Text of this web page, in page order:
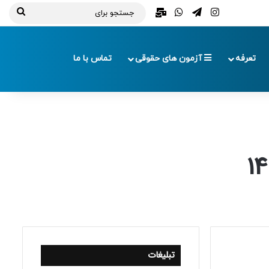
اینستاگرام
تلگرامواتس آپ
ایمیل
تعرفه آزمون های حقوقی تماس با ما
تبلیغات